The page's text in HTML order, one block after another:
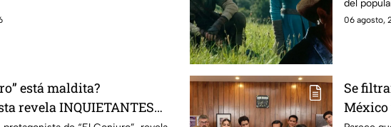
del
06 agosto,
está maldita?
revela INQUIETANTES
Se
México